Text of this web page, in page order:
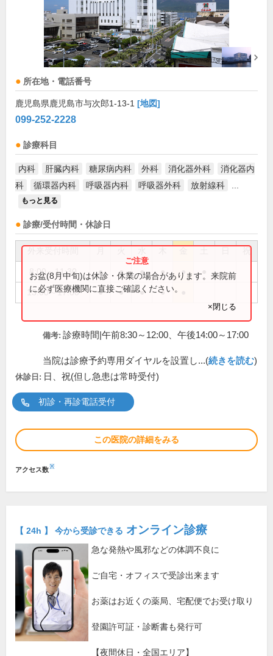
所在地・電話番号
鹿児島県鹿児島市与次郎1-13-1 [地図]
099-252-2228
診療科目
内科 肝臓内科 糖尿病内科 外科 消化器外科
消化器内
科
循環器内科 呼吸器内科 呼吸器外科 放射線科
もっと見る
診療/受付時間・休診日
祝
8:00～11:30 ● ● ● ● ●
13:00～17:00 ● ● ● ●
お盆(8月中旬)は休診・休業の場合があります。来院前
に必ず医療機関に直接ご確認ください。
×閉じる
備考: 診療時間|午前8:30～12:00、午後14:00～17:00
当院は診療予約専用ダイヤルを設置し...(続きを読む)
休診日: 日、祝(但し急患は常時受付)
初診・再診電話受付
この医院の詳細をみる
アクセス数※
【 24h 】 今から受診できる オンライン診療
急な発熱や風邪などの体調不良に
ご自宅・オフィスで受診出来ます
お薬はお近くの薬局、宅配便でお受け取り
登園許可証・診断書も発行可
【夜間休日・全国エリア】